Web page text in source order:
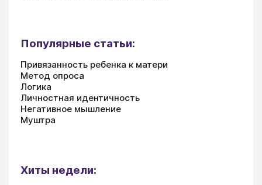
Популярные статьи:
Привязанность ребенка к матери
Метод опроса
Логика
Личностная идентичность
Негативное мышление
Муштра
Хиты недели: